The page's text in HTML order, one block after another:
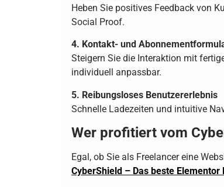
Heben Sie positives Feedback von
Social Proof.
4. Kontakt- und
Steigern Sie die Interaktion mit
individuell anpassbar.
5. Reibungsloses Benutzererlebnis
Schnelle Ladezeiten und intuitive
Wer profitiert vom
Egal, ob Sie als Freelancer eine
CyberShield – Das beste